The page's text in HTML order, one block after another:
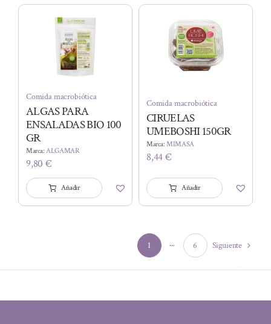
8,30 €.
7,30 €.
Comida macrobiótica
ALGAS PARA
ENSALADAS BIO 100
GR
Marca:ALGAMAR
9,80€
Añadir
Comida macrobiótica
CIRUELAS
UMEBOSHI 150GR
Marca:MIMASA
8,44€
Añadir
1 ··· 6 Siguiente